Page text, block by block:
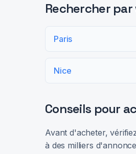
Rechercher par
Paris
Nice
Conseils pour
Avant d'acheter,
à des milliers